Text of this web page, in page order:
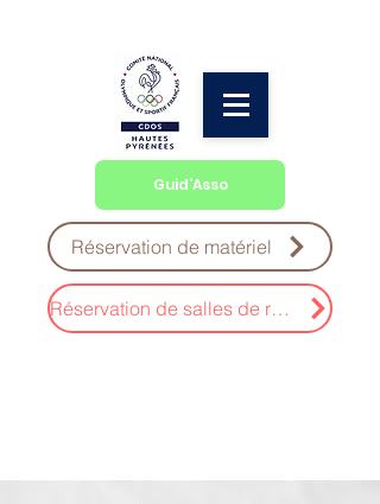
Réservation de matériel
Réservation de salles de réunion
Guid'Asso